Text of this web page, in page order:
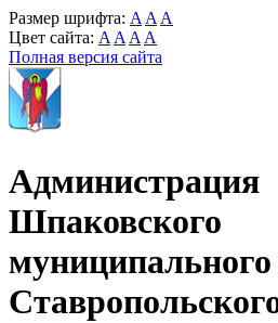
Размер шрифта: A A A
Цвет сайта: A A A A
Полная версия сайта
Администрация
Шпаковского
муниципального